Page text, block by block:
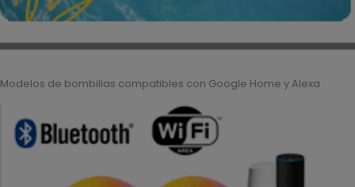
Modelos de bombillas compatibles con Google Home y Alexa